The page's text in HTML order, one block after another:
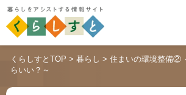
最新記事
くらしすとTOP 暮らし
住まいの環境整備②
らいい？～